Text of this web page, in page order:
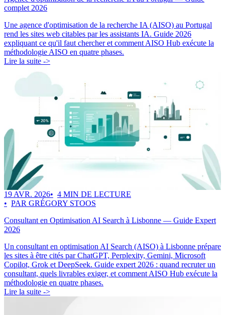
complet 2026
Une agence d'optimisation de la recherche IA (AISO) au Portugal
rend les sites web citables par les assistants IA. Guide 2026
expliquant ce qu'il faut chercher et comment AISO Hub exécute la
méthodologie AISO en quatre phases.
Lire la suite ->
19 AVR. 2026
4 MIN DE LECTURE
PAR GRÉGORY STOOS
Consultant en Optimisation AI Search à Lisbonne — Guide Expert
2026
Un consultant en optimisation AI Search (AISO) à Lisbonne prépare
les sites à être cités par ChatGPT, Perplexity, Gemini, Microsoft
Copilot, Grok et DeepSeek. Guide expert 2026 : quand recruter un
consultant, quels livrables exiger, et comment AISO Hub exécute la
méthodologie en quatre phases.
Lire la suite ->